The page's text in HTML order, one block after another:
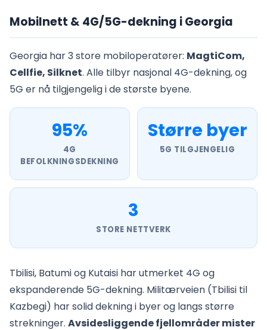
Mobilnett & 4G/5G-dekning i Georgia
Georgia har 3 store mobiloperatører: MagtiCom,
Cellfie, Silknet. Alle tilbyr nasjonal 4G-dekning, og
5G er nå tilgjengelig i de største byene.
95%
4G
BEFOLKNINGSDEKNING
Større byer
5G TILGJENGELIG
3
STORE NETTVERK
Tbilisi, Batumi og Kutaisi har utmerket 4G og
ekspanderende 5G-dekning. Militærveien (Tbilisi til
Kazbegi) har solid dekning i byer og langs større
strekninger. Avsidesliggende fjellområder mister